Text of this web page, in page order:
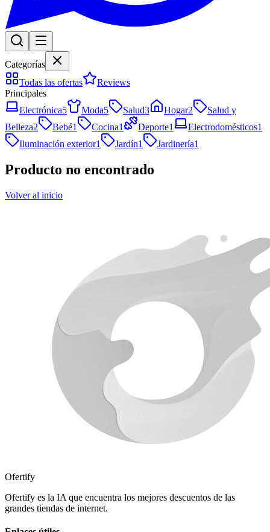
Categorías
Todas las ofertas
Reviews
Principales
Electrónica5 Moda5 Salud3 Hogar2
Salud y
Belleza2 Bebé1 Cocina1 Deporte1 Electrodomésticos1
Iluminación exterior1 Jardín1 Jardinería1
Producto no encontrado
Volver al inicio
Ofertify
Ofertify es la IA que encuentra los mejores descuentos de las
grandes tiendas de internet.